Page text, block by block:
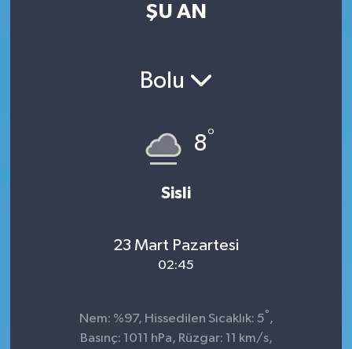
ŞU AN
Bolu
8°
Sisli
23 Mart Pazartesi
02:45
Nem: %97, Hissedilen Sıcaklık: 5° ,
Basınç: 1011 hPa, Rüzgar: 11 km/s,